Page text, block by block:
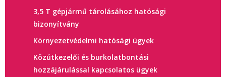
3,5 T gépjármű tárolásához hatósági
bizonyítvány
Környezetvédelmi hatósági ügyek
Közútkezelői és burkolatbontási
hozzájárulással kapcsolatos ügyek